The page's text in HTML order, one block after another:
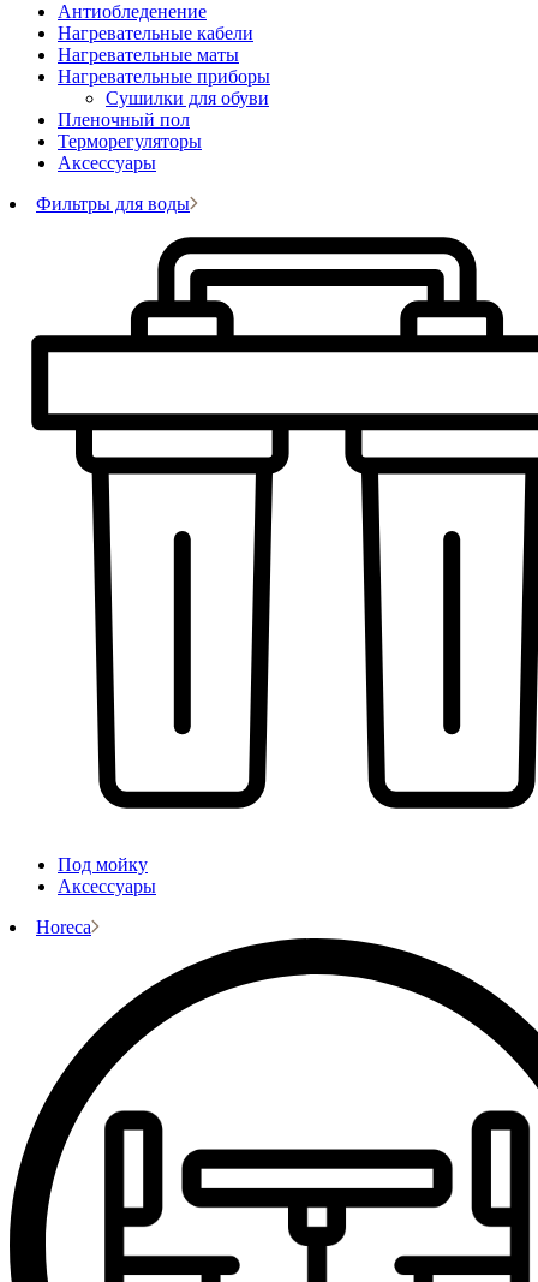
Антиобледенение
Нагревательные кабели
Нагревательные маты
Нагревательные приборы
Сушилки для обуви
Пленочный пол
Терморегуляторы
Аксессуары
Фильтры для воды
Под мойку
Аксессуары
Horeca